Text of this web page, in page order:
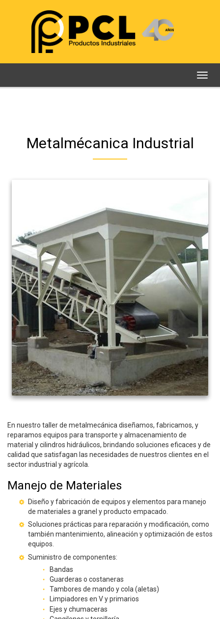
Metalmécanica Industrial
En nuestro taller de metalmecánica diseñamos, fabricamos, y
reparamos equipos para transporte y almacenamiento de
material y cilindros hidráulicos, brindando soluciones eficaces y de
calidad que satisfagan las necesidades de nuestros clientes en el
sector industrial y agrícola.
Manejo de Materiales
Diseño y fabricación de equipos y elementos para manejo
de materiales a granel y producto empacado.
Soluciones prácticas para reparación y modificación, como
también mantenimiento, alineación y optimización de estos
equipos.
Suministro de componentes:
Bandas
Guarderas o costaneras
Tambores de mando y cola (aletas)
Limpiadores en V y primarios
Ejes y chumaceras